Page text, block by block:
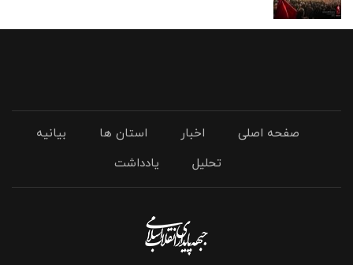
صفحه اصلی اخبار استان ها
بیانیه
تحلیل
یادداشت